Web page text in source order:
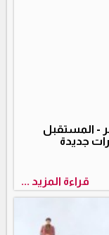
- المستقبل
جديدة
قراءة المزيد ...